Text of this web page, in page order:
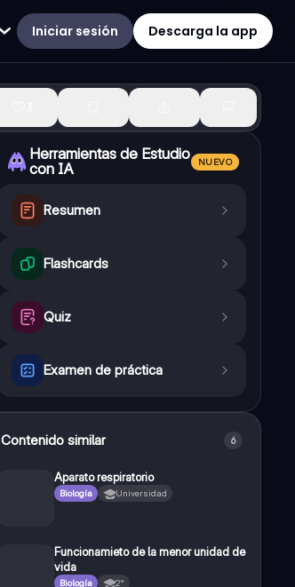
Iniciar sesión Descarga la app
Herramientas de Estudio
con IA
NUEVO
Resumen
Flashcards
Quiz
Examen de práctica
Contenido similar 6
Aparato respiratorio
Biología Universidad
Funcionamieto de la menor unidad de
vida
Biología 2°